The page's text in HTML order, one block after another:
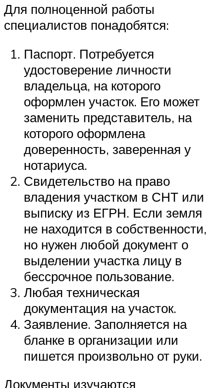
Для полноценной работы
специалистов понадобятся:
Паспорт. Потребуется
удостоверение личности
владельца, на которого
оформлен участок. Его может
заменить представитель, на
которого оформлена
доверенность, заверенная у
нотариуса.
Свидетельство на право
владения участком в СНТ или
выписку из ЕГРН. Если земля
не находится в собственности,
но нужен любой документ о
выделении участка лицу в
бессрочное пользование.
Любая техническая
документация на участок.
Заявление. Заполняется на
бланке в организации или
пишется произвольно от руки.
Документы изучаются